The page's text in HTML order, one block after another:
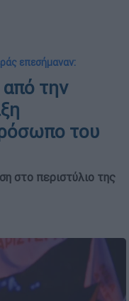
επεσήμαναν:
την
του
στο περιστύλιο της